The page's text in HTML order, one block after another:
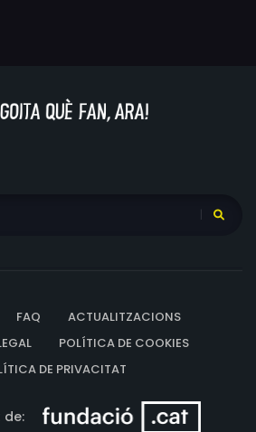
FAQ
ACTUALITZACIONS
POLÍTICA DE COOKIES
DE PRIVACITAT
de: